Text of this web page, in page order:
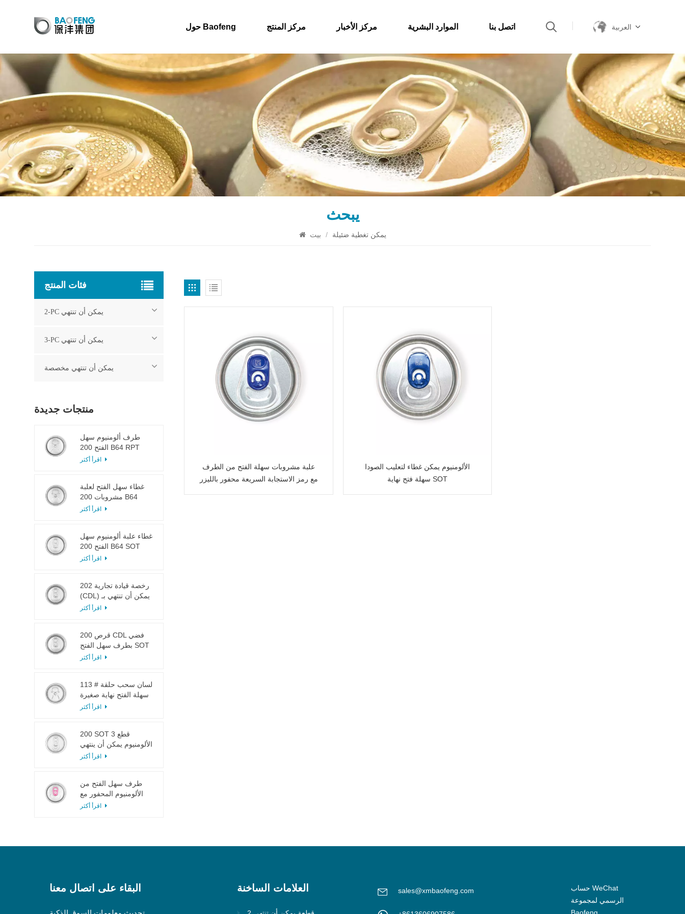
حول Baofeng مركز المنتج مركز الأخبار الموارد البشرية اتصل بنا العربية
يبحث
/ يمكن تغطية ضئيلة
علبة مشروبات سهلة الفتح من الطرف
مع رمز الاستجابة السريعة محفور بالليزر
الألومنيوم يمكن غطاء لتعليب الصودا
سهلة فتح نهاية SOT
فئات المنتج
2-PC يمكن أن تنتهي
3-PC يمكن أن تنتهي
يمكن أن تنتهي مخصصة
منتجات جديدة
طرف ألومنيوم سهل
الفتح 200 B64 RPT
LOE
غطاء سهل الفتح لعلبة
مشروبات 200 B64
غطاء علبة ألومنيوم سهل
الفتح 200 B64 SOT
LOE
202 رخصة قيادة تجارية
(CDL) يمكن أن تنتهي بـ
SOT LOE فضي خفيف
200 قرص CDL فضي
بطرف سهل الفتح SOT
LOE إيبوكسي
113 # لسان سحب حلقة
سهلة الفتح نهاية صغيرة
لعصير الفاكهة
200 SOT 3 قطع
الألومنيوم يمكن أن ينتهي
لتعليب الطعام والشراب
طرف سهل الفتح من
الألومنيوم المحفور مع
لسان وردي
البقاء على اتصال معنا العلامات الساخنة sales@xmbaofeng.com
حساب WeChat
الرسمي لمجموعة
Baofeng